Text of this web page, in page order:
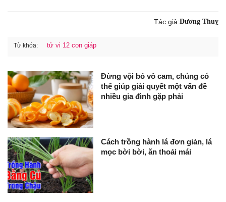
Tác giả:Dương Thuỵ
Từ khóa: tử vi 12 con giáp
Đừng vội bỏ vỏ cam, chúng có
thể giúp giải quyết một vấn đề
nhiều gia đình gặp phải
Cách trồng hành lá đơn giản, lá
mọc bời bời, ăn thoải mái